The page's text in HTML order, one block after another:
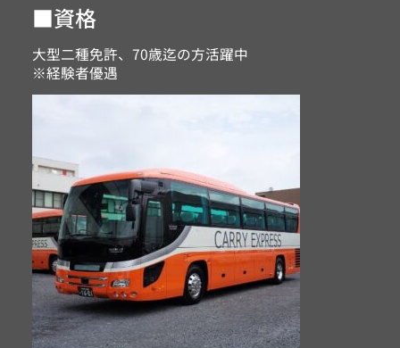
■資格
大型二種免許、70歳迄の方活躍中
※経験者優遇